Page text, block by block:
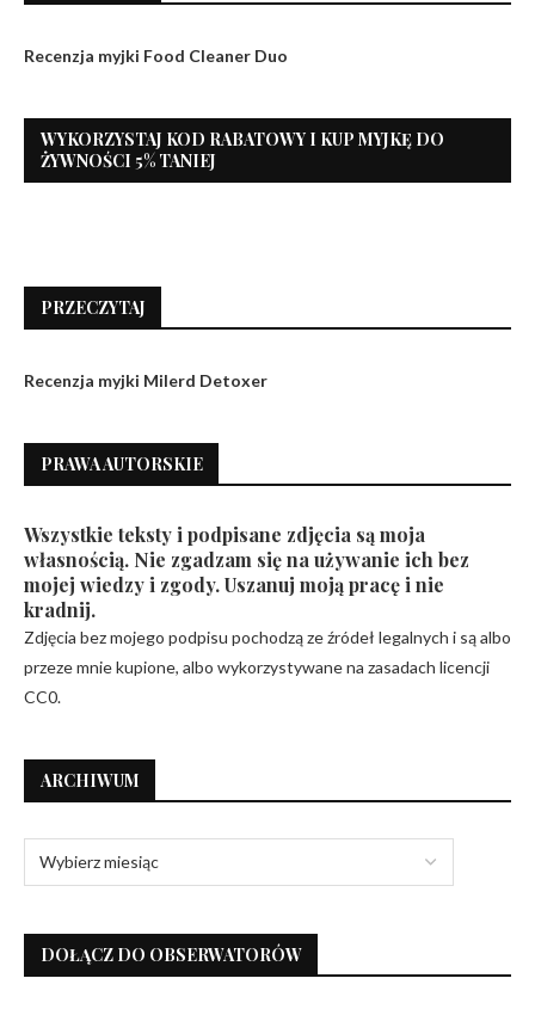
Recenzja myjki Food Cleaner Duo
WYKORZYSTAJ KOD RABATOWY I KUP MYJKĘ DO
ŻYWNOŚCI 5% TANIEJ
PRZECZYTAJ
Recenzja myjki Milerd Detoxer
PRAWA AUTORSKIE
Wszystkie teksty i podpisane zdjęcia są moja
własnością. Nie zgadzam się na używanie ich bez
mojej wiedzy i zgody. Uszanuj moją pracę i nie
kradnij.
Zdjęcia bez mojego podpisu pochodzą ze źródeł legalnych i są albo
przeze mnie kupione, albo wykorzystywane na zasadach licencji
CC0.
ARCHIWUM
DOŁĄCZ DO OBSERWATORÓW